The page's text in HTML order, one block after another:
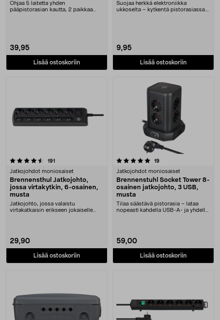
Ohjaa 5 laitetta yhden
pääpistorasian kautta, 2 paikkaa
39,95
Lisää ostoskoriin
Suojaa herkkä elektroniikka
ukkoselta – kytkentä pistorasiassa.
9,95
Lisää ostoskoriin
191
Jatkojohdot moniosaiset
Brennensthul Jatkojohto,
jossa virtakytkin, 6-osainen,
musta
Jatkojohto, jossa valaistu
virtakatkaisin erikseen jokaiselle
29,90
Lisää ostoskoriin
5.0 viidestä tähdestä 19
Jatkojohdot moniosaiset
Brennenstuhl Socket Tower 8-
osainen jatkojohto, 3 USB,
musta
Tilaa säästävä pistorasia – lataa
nopeasti kahdella USB-A- ja yhdellä
59,00
Lisää ostoskoriin